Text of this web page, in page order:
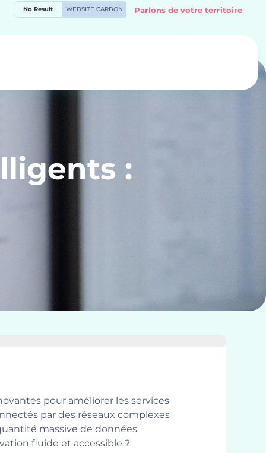
No Result WEBSITE CARBON Parlons de votre territoire
:
pour améliorer les services
par des réseaux complexes
massive de données
fluide et accessible ?